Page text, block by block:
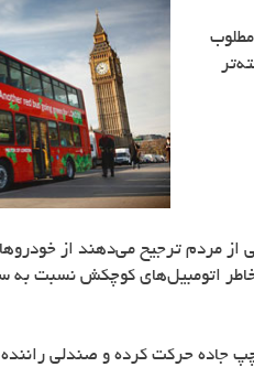
از مردم ترجیح می‌دهند از
بخاطر اتومبیل‌های کوچکش نسبت به
چپ جاده حرکت کرده و صندلی